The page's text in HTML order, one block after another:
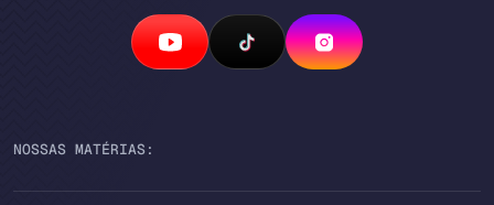
NOSSAS MATÉRIAS: